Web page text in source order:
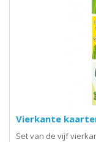
Vierkante
Set van de vijf